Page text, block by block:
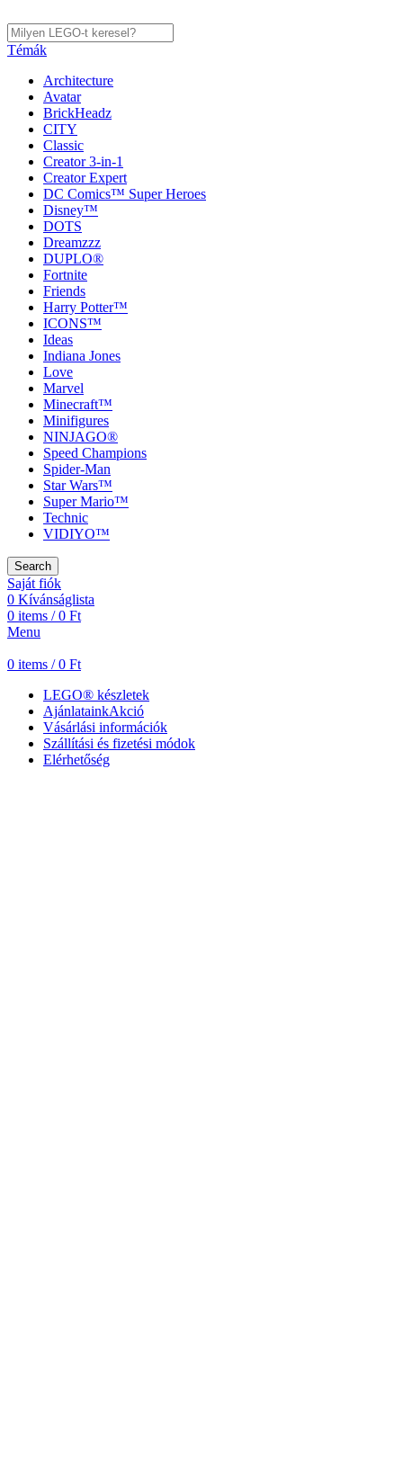
Témák
Architecture
Avatar
BrickHeadz
CITY
Classic
Creator 3-in-1
Creator Expert
DC Comics™ Super Heroes
Disney™
DOTS
Dreamzzz
DUPLO®
Fortnite
Friends
Harry Potter™
ICONS™
Ideas
Indiana Jones
Love
Marvel
Minecraft™
Minifigures
NINJAGO®
Speed Champions
Spider-Man
Star Wars™
Super Mario™
Technic
VIDIYO™
Search
Saját fiók
0 Kívánságlista
0 items / 0 Ft
Menu
0 items / 0 Ft
LEGO® készletek
AjánlatainkAkció
Vásárlási információk
Szállítási és fizetési módok
Elérhetőség